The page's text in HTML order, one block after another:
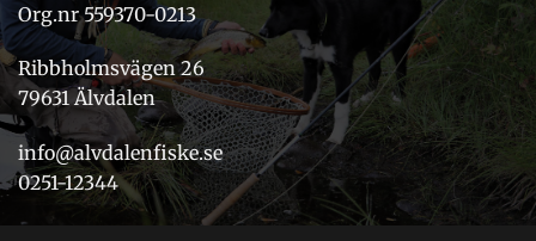
Org.nr 559370-0213
Ribbholmsvägen 26
79631 Älvdalen
info@alvdalenfiske.se
0251-12344